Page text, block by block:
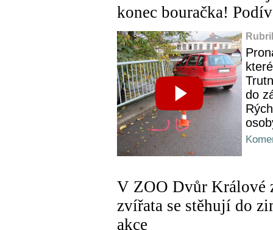
konec bouračka!
do
V ZOO Dvůr Králové
zvířata se stěhují do
akce